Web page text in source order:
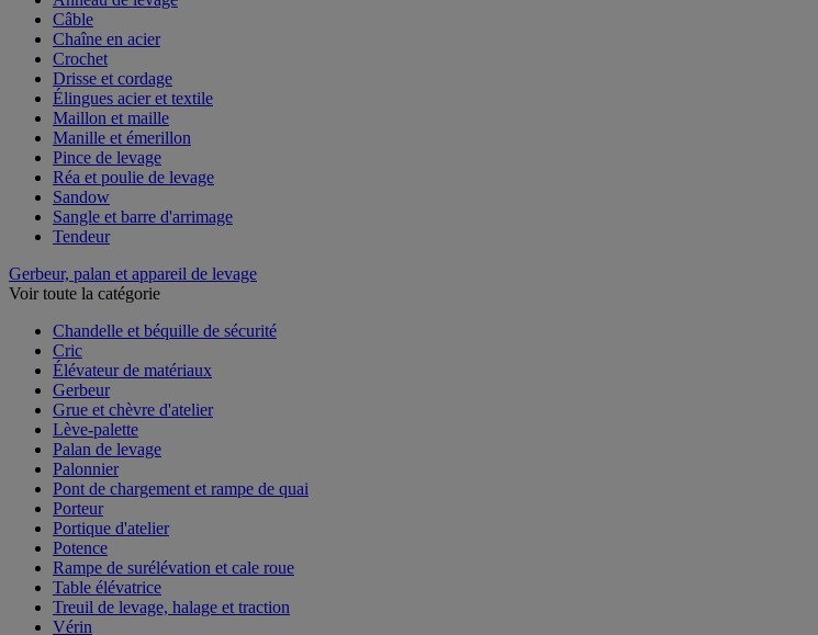
Anneau de levage
Câble
Chaîne en acier
Crochet
Drisse et cordage
Élingues acier et textile
Maillon et maille
Manille et émerillon
Pince de levage
Réa et poulie de levage
Sandow
Sangle et barre d'arrimage
Gerbeur, palan et appareil de levage
Chandelle et béquille de sécurité
Cric
Élévateur de matériaux
Gerbeur
Grue et chèvre d'atelier
Lève-palette
Palan de levage
Palonnier
Pont de chargement et rampe de quai
Porteur
Portique d'atelier
Potence
Rampe de surélévation et cale roue
Table élévatrice
Treuil de levage, halage et traction